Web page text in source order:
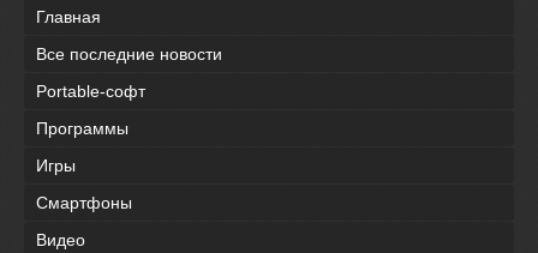
Главная
Все последние новости
Portable-софт
Программы
Игры
Смартфоны
Видео